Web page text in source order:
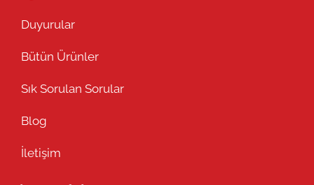
Duyurular
Bütün Ürünler
Sık Sorulan Sorular
Blog
İletişim